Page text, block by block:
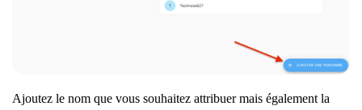
Ajoutez le nom que vous souhaitez attribuer mais également la